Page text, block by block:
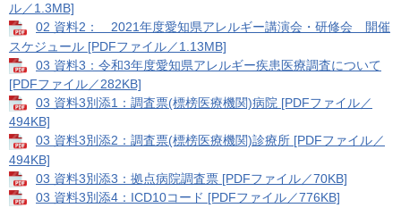
ル／1.3MB]
02 資料2： 2021年度愛知県アレルギー講演会・研修会 開催
スケジュール [PDFファイル／1.13MB]
03 資料3：令和3年度愛知県アレルギー疾患医療調査について
[PDFファイル／282KB]
03 資料3別添1：調査票(標榜医療機関)病院 [PDFファイル／
494KB]
03 資料3別添2：調査票(標榜医療機関)診療所 [PDFファイル／
494KB]
03 資料3別添3：拠点病院調査票 [PDFファイル／70KB]
03 資料3別添4：ICD10コード [PDFファイル／776KB]